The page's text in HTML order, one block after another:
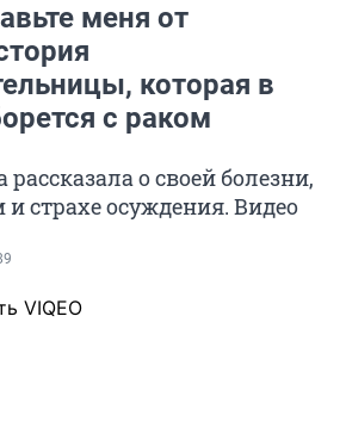
меня от
которая в
с раком
о своей болезни,
страхе осуждения. Видео
VIQEO